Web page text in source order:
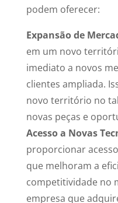
podem oferecer:
Expansão de
em um novo
imediato a novos
clientes ampliada.
novo território no
novas peças e
Acesso a Novas
proporcionar
que melhoram a
competitividade no
empresa que